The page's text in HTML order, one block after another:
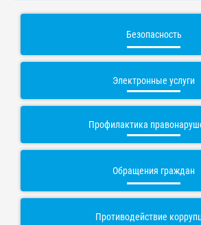
Безопасность
Электронные услуги
Профилактика
Обращения граждан
Противодействие